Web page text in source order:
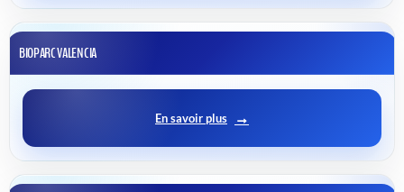
BIOPARC VALENCIA
En savoir plus